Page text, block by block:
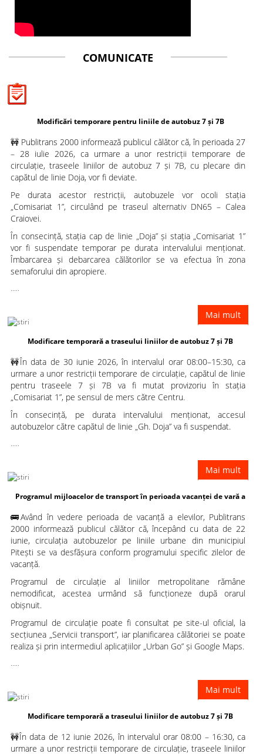
COMUNICATE
Modificări temporare pentru liniile de autobuz 7 și 7B
🚧 Publitrans 2000 informează publicul călător că, în perioada 27
– 28 iulie 2026, ca urmare a unor restricții temporare de
circulație, traseele liniilor de autobuz 7 și 7B, cu plecare din
capătul de linie Doja, vor fi deviate.
Pe durata acestor restricții, autobuzele vor ocoli stația
„Comisariat 1”, circulând pe traseul alternativ DN65 – Calea
Craiovei.
În consecință, stația cap de linie „Doja” și stația „Comisariat 1”
vor fi suspendate temporar pe durata intervalului menționat.
Îmbarcarea și debarcarea călătorilor se va efectua în zona
semaforului din apropiere.
.....
Mai mult
temporară a traseului liniilor de autobuz 7 și 7B
🚧În data de 30 iunie 2026, în intervalul orar 08:00–15:30, ca
urmare a unor restricții temporare de circulație, capătul de linie
pentru traseele 7 și 7B va fi mutat provizoriu în stația
„Comisariat 1”, pe sensul de mers către Centru.
În consecință, pe durata intervalului menționat, accesul
autobuzelor către capătul de linie „Gh. Doja” va fi suspendat.
.....
Mai mult
mijloacelor de transport în perioada vacanței de vară a
elevilor
🚌Având în vedere perioada de vacanță a elevilor, Publitrans
2000 informează publicul călător că, începând cu data de 22
iunie, circulația autobuzelor pe liniile urbane din municipiul
Pitești se va desfășura conform programului specific zilelor de
vacanță.
Programul de circulație al liniilor metropolitane rămâne
nemodificat, acestea urmând să funcționeze după orarul
obișnuit.
Programul de circulație poate fi consultat pe site-ul oficial, la
secțiunea „Servicii transport”, iar planificarea călătoriei se poate
realiza și prin intermediul aplicațiilor „Urban Go” și Google Maps.
.....
Mai mult
temporară a traseului liniilor de autobuz 7 și 7B
🚧În data de 12 iunie 2026, în intervalul orar 08:00 – 16:30, ca
urmare a unor restricții temporare de circulație, traseele liniilor